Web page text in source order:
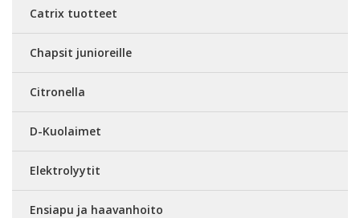
Catrix tuotteet
Chapsit junioreille
Citronella
D-Kuolaimet
Elektrolyytit
Ensiapu ja haavanhoito